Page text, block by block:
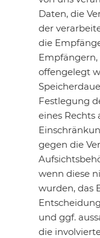
Daten, die
der
die
offengelegt
Festlegung
eines Rechts
gegen die
wenn diese
wurden, das
und ggf.
die